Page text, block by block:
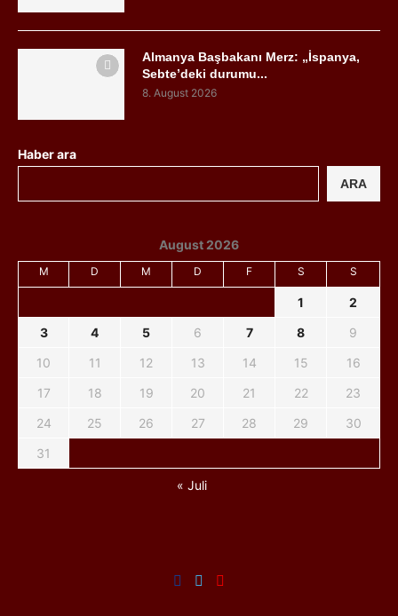
Almanya Başbakanı Merz: „İspanya,
Sebte’deki durumu...
8. August 2026
Haber ara
ARA
August 2026
M D M D F S S
1
2
3
4 5 6 7 8
9
10
11 12 13 14 15
16
17
18 19 20 21 22
23
24
25 26 27 28 29
30
31
« Juli